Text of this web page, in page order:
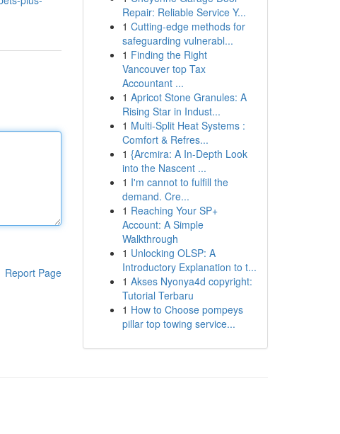
Report Page
Repair: Reliable Service Y...
1 Cutting-edge methods for
safeguarding vulnerabl...
1 Finding the Right
Vancouver top Tax
Accountant ...
1 Apricot Stone Granules: A
Rising Star in Indust...
1 Multi-Split Heat Systems :
Comfort & Refres...
1 {Arcmira: A In-Depth Look
into the Nascent ...
1 I'm cannot to fulfill the
demand. Cre...
1 Reaching Your SP+
Account: A Simple
Walkthrough
1 Unlocking OLSP: A
Introductory Explanation to t...
1 Akses Nyonya4d copyright:
Tutorial Terbaru
1 How to Choose pompeys
pillar top towing service...